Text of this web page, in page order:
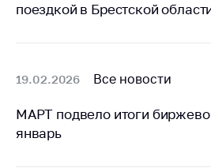
Награждения
товарная биржа
жизнь
поездкой в Брестской
19.02.2026 Все новости
МАРТ подвело итоги
январь